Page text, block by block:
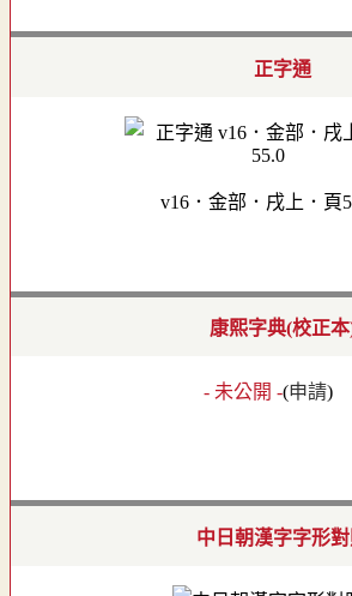
正字通
v16．金部．戌上．頁
康熙字典(校正
- 未公開 -(申請)
中日朝漢字字形